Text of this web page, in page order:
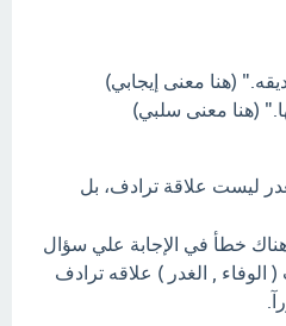
(هنا معنى إيجابي)
(هنا معنى سلبي)
ليست علاقة ترادف، بل
هناك خطأ في الإجابة علي سؤال
( الوفاء , الغدر ) علاقه ترادف